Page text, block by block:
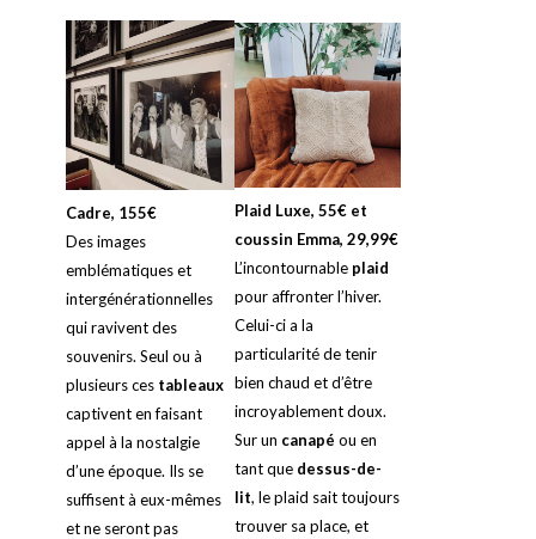
Cadre, 155€
Des images
emblématiques et
intergénérationnelles
qui ravivent des
souvenirs. Seul ou à
plusieurs ces tableaux
captivent en faisant
appel à la nostalgie
d’une époque. Ils se
suffisent à eux-mêmes
et ne seront pas
Plaid Luxe, 55€ et
coussin Emma, 29,99€
L’incontournable plaid
pour affronter l’hiver.
Celui-ci a la
particularité de tenir
bien chaud et d’être
incroyablement doux.
Sur un canapé ou en
tant que dessus-de-
lit, le plaid sait toujours
trouver sa place, et